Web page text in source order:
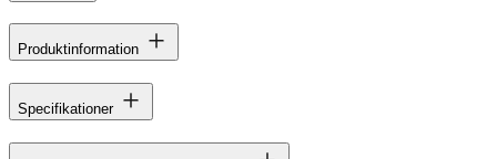
Produktinformation
Specifikationer